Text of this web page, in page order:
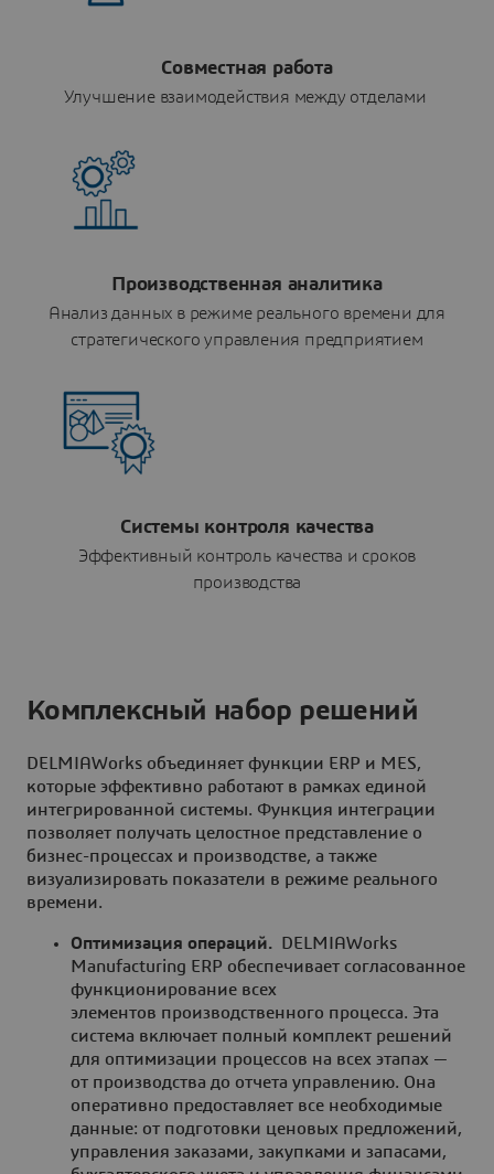
Совместная работа
Улучшение взаимодействия между отделами
Производственная аналитика
Анализ данных в режиме реального времени для
стратегического управления предприятием
Системы контроля качества
Эффективный контроль качества и сроков
производства
Комплексный набор решений
DELMIAWorks объединяет функции ERP и MES,
которые эффективно работают в рамках единой
интегрированной системы. Функция интеграции
позволяет получать целостное представление о
бизнес-процессах и производстве, а также
визуализировать показатели в режиме реального
времени.
Оптимизация операций.
DELMIAWorks
Manufacturing ERP обеспечивает согласованное
функционирование всех
элементов производственного процесса. Эта
система включает полный комплект решений
для оптимизации процессов на всех этапах —
от производства до отчета управлению. Она
оперативно предоставляет все необходимые
данные: от подготовки ценовых предложений,
управления заказами, закупками и запасами,